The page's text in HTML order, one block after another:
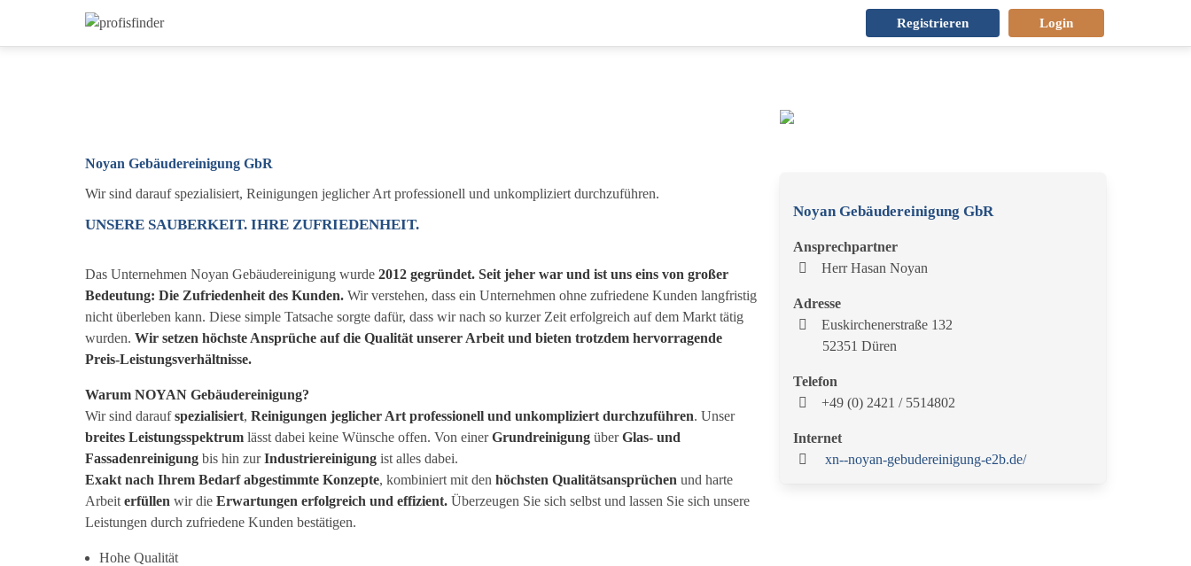
Registrieren Login
Noyan Gebäudereinigung GbR
Wir sind darauf spezialisiert, Reinigungen jeglicher Art professionell und unkompliziert durchzuführen.
UNSERE SAUBERKEIT. IHRE ZUFRIEDENHEIT.
Das Unternehmen Noyan Gebäudereinigung wurde 2012 gegründet. Seit jeher war und ist uns eins von großer
Bedeutung: Die Zufriedenheit des Kunden. Wir verstehen, dass ein Unternehmen ohne zufriedene Kunden langfristig
nicht überleben kann. Diese simple Tatsache sorgte dafür, dass wir nach so kurzer Zeit erfolgreich auf dem Markt tätig
wurden. Wir setzen höchste Ansprüche auf die Qualität unserer Arbeit und bieten trotzdem hervorragende
Preis-Leistungsverhältnisse.
Warum NOYAN Gebäudereinigung?
Wir sind daraufspezialisiert, Reinigungen jeglicher Art professionell und unkompliziert durchzuführen. Unser
breites Leistungsspektrum lässt dabei keine Wünsche offen. Von einerGrundreinigung überGlas- und
Fassadenreinigung bis hin zurIndustriereinigung ist alles dabei.
Exakt nach Ihrem Bedarf abgestimmte Konzepte, kombiniert mit den höchsten Qualitätsansprüchen und harte
Arbeit erfüllen wir die Erwartungen erfolgreich und effizient. Überzeugen Sie sich selbst und lassen Sie sich unsere
Leistungen durch zufriedene Kunden bestätigen.
Hohe Qualität
Noyan Gebäudereinigung GbR
Ansprechpartner
Herr Hasan Noyan
Adresse
Euskirchenerstraße 132
52351 Düren
Telefon
+49 (0) 2421 / 5514802
Internet
xn--noyan-gebudereinigung-e2b.de/